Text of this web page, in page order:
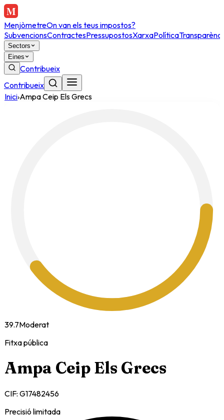
MenjòmetreOn van els teus impostos?
SubvencionsContractesPressupostosXarxaPolítica
Sectors
Eines
Contribueix
Contribueix
Inici›Ampa Ceip Els Grecs
39.7Moderat
Fitxa pública
Ampa Ceip Els Grecs
CIF: G17482456
Precisió limitada